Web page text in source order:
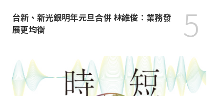
台新、新光銀明年元旦合併 林維俊：業務發
展更均衡
5